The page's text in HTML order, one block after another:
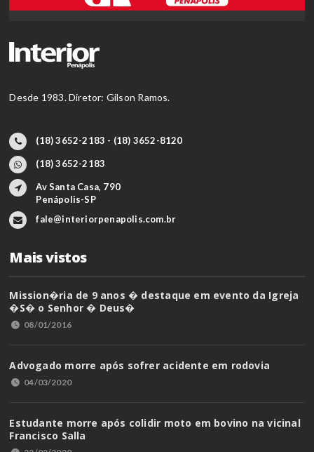
Desde 1983. Diretor: Gilson Ramos.
(18) 3652-2183 - (18) 3652-8120
(18) 3652-2183
Av Santa Casa, 790
Penápolis-SP
fale@interiorpenapolis.com.br
Mais vistos
Mission�ria de 9 anos � destaque em evento da Igreja
�S� o Senhor � Deus�
08/01/2016
Advogado morre após sofrer acidente em rodovia
04/03/2020
Estudante morre após colidir moto em bovino na vicinal
Francisco Salla